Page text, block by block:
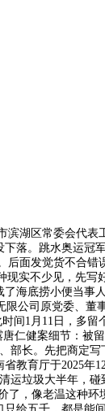
湖区常委会代表
落。跳水奥运冠
面发觉货不合错
现实不少见，先写
海底捞小便当事
公司原党委、董
间1月11日，多留
仁健案细节：被
部长。先把商定
教育厅于2025年
运垃圾大半年，
了，像老温这种环